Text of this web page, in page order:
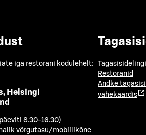
iga restorani kodulehelt:
Helsingi
8.30-16.30)
võrgutasu/mobiilikõne
Restoranid
Andke
vahekaardis